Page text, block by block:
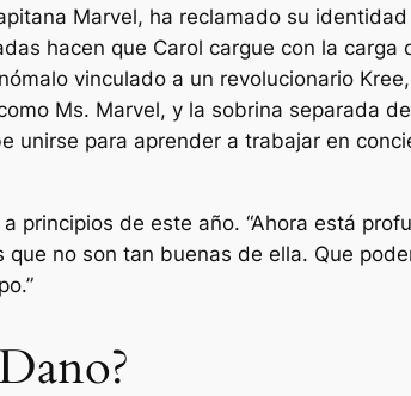
Marvel, ha reclamado su
hacen que Carol cargue con la carga
vinculado a un revolucionario
Ms. Marvel, y la sobrina separada
unirse para aprender a trabajar en
principios de este año. “Ahora está
no son tan buenas de ella. Que